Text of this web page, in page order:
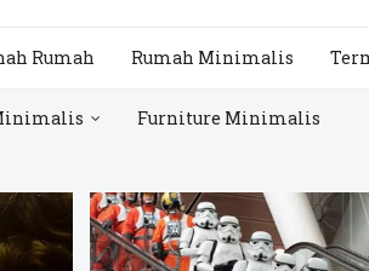
Rumah Rumah Minimalis
Furniture Minimalis